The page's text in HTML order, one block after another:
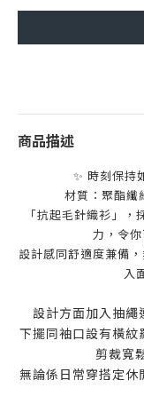
商品描述
✨ 時刻保持
材質：聚酯
「抗起毛針織衫」
力，令
設計感同舒適度兼備
入
設計方面加入抽繩
下擺同袖口設有橫紋
剪裁寬
無論係日常穿搭定休